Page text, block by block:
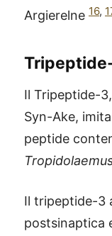
Argierelne 16,
Il Tripeptide-
Syn-Ake,
peptide
Il tripeptide-3
postsinaptica